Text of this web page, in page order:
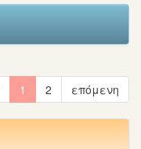
1 2 επόμενη